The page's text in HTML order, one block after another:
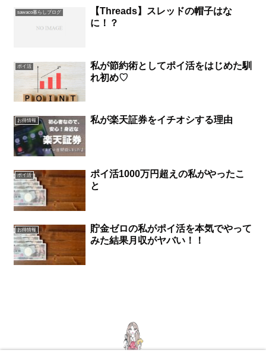
sawaco暮らしブログ
【Threads】スレッドの帽子はな
に！？
ポイ活
私が節約術としてポイ活をはじめた馴
れ初め♡
お得情報 私が楽天証券をイチオシする理由
ポイ活
ポイ活1000万円超えの私がやったこ
と
お得情報
貯金ゼロの私がポイ活を本気でやって
みた結果月収がヤバい！！